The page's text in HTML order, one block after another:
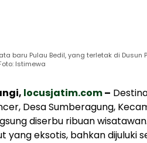
baru Pulau Bedil, yang terletak di
Istimewa
locusjatim.com–
Desa Sumberagung,
diserbu ribuan
yang eksotis, bahkan dijuluki